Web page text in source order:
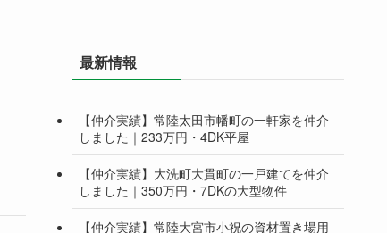
最新情報
【仲介実績】常陸太田市幡町の一軒家を仲介
しました｜233万円・4DK平屋
【仲介実績】大洗町大貫町の一戸建てを仲介
しました｜350万円・7DKの大型物件
【仲介実績】常陸大宮市小祝の資材置き場用